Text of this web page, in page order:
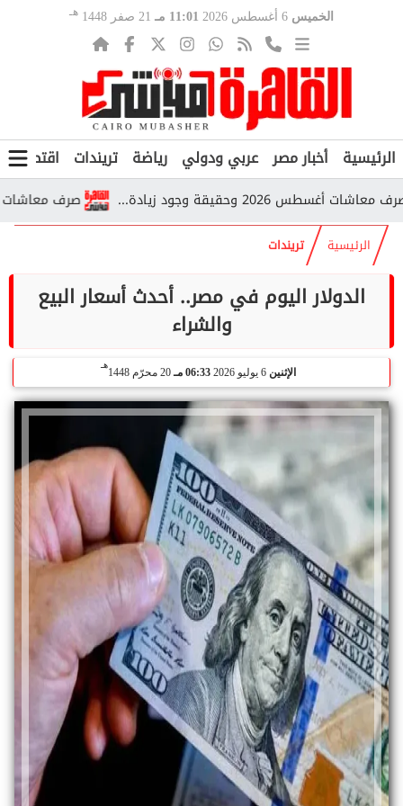
الخميس 11:01 مـ 21 صفر 1448 هـ
الرئيسية أخبار مصر عربي ودولي رياضة تريندات اقتصاد
صرف معاشات أغسطس 2026 يبدأ قريبًا.. تفاصيل المواعيد وحقيقة وجود زيادة...
الرئيسية تريندات
الدولار اليوم في مصر.. أحدث أسعار البيع
والشراء
الإثنين 6 يوليو 2026 06:33 مـ 20 محرّم 1448
هـ